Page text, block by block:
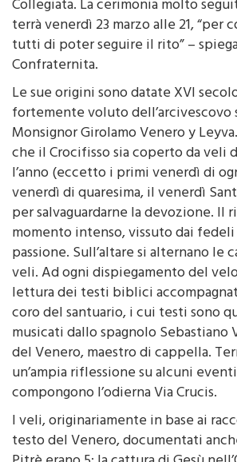
Collegiata. La cerimonia molto
terrà venerdì 23 marzo alle 21, “per
tutti di poter seguire il rito” –
Confraternita.
Le sue origini sono datate XVI
fortemente voluto dell’arcivescovo
Monsignor Girolamo Venero y
che il Crocifisso sia coperto da
l’anno (eccetto i primi venerdì di
venerdì di quaresima, il venerdì
per salvaguardarne la devozione. Il
momento intenso, vissuto dai
passione. Sull’altare si alternano le
veli. Ad ogni dispiegamento del
lettura dei testi biblici
coro del santuario, i cui testi sono
musicati dallo spagnolo Sebastiano
del Venero, maestro di cappella.
un’ampia riflessione su alcuni
compongono l’odierna Via Crucis.
I veli, originariamente in base ai
testo del Venero, documentati